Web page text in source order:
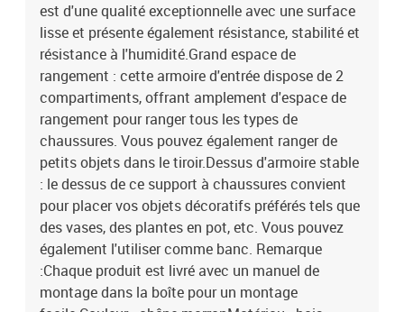
est d'une qualité exceptionnelle avec une surface
lisse et présente également résistance, stabilité et
résistance à l'humidité.Grand espace de
rangement : cette armoire d'entrée dispose de 2
compartiments, offrant amplement d'espace de
rangement pour ranger tous les types de
chaussures. Vous pouvez également ranger de
petits objets dans le tiroir.Dessus d'armoire stable
: le dessus de ce support à chaussures convient
pour placer vos objets décoratifs préférés tels que
des vases, des plantes en pot, etc. Vous pouvez
également l'utiliser comme banc. Remarque
:Chaque produit est livré avec un manuel de
montage dans la boîte pour un montage